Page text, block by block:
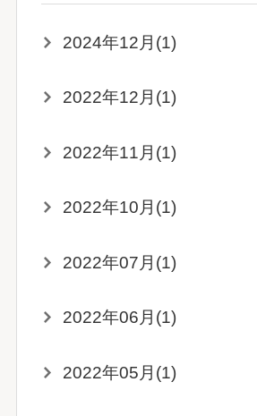
2024年12月(1)
2022年12月(1)
2022年11月(1)
2022年10月(1)
2022年07月(1)
2022年06月(1)
2022年05月(1)